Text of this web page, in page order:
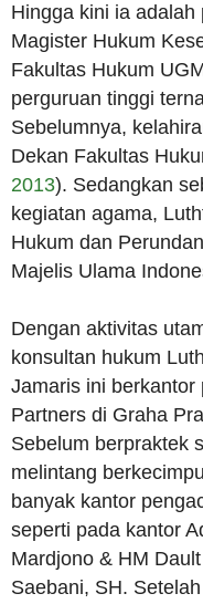
Hingga kini ia
Magister Hukum
Fakultas Hukum
perguruan tinggi
Sebelumnya,
Dekan Fakultas
2013). Sedangkan
kegiatan agama,
Hukum dan
Majelis Ulama
Dengan aktivitas
konsultan hukum
Jamaris ini
Partners di Graha
Sebelum berpraktek
melintang
banyak kantor
seperti pada kantor
Mardjono & HM
Saebani, SH.